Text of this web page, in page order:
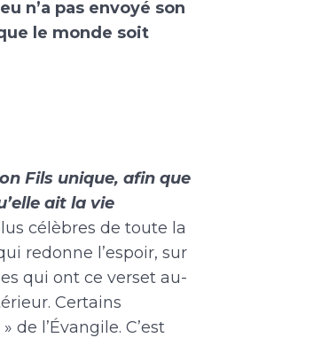
n’a pas envoyé son
le monde soit
Fils unique, afin que
ait la vie
célèbres de toute la
redonne l’espoir, sur
qui ont ce verset au-
Certains
l’Évangile. C’est